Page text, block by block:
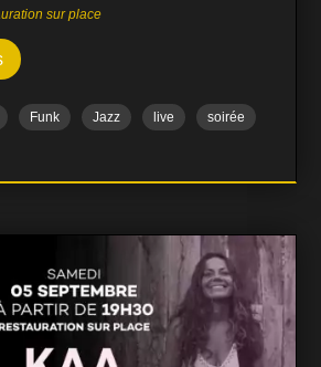
riche et sa maîtrise du jazz,
jam session est ouverte à tous
dans une ambiance
C’est l’occasion de
uniques, où le
entre les artistes crée des
et spontanés. 🎶 Musiciens et
à monter sur scène ? L'entrée
inscription via le formulaire…
sur place
Funk Jazz live
soirée